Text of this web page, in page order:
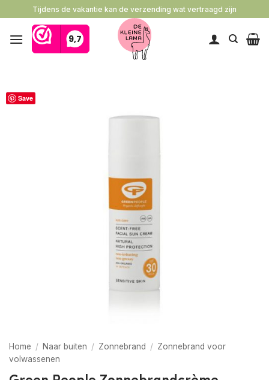
naar
inhoud
Tijdens de vakantie kan de verzending wat vertraagd zijn
Save
Home / Naar buiten / Zonnebrand / Zonnebrand voor
volwassenen